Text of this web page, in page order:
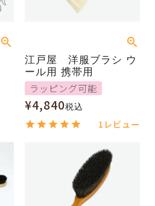
江戸屋 洋服ブラシ ウ
ール用 携帯用
ラッピング可能
¥4,840税込
1 レビュー